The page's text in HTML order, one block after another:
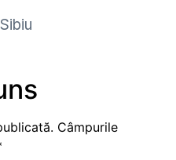
Sibiu
Câmpurile